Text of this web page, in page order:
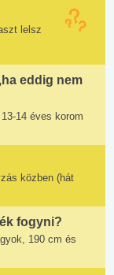
lelsz
eddig nem
14 éves korom
közben (hát
fogyni?
190 cm és